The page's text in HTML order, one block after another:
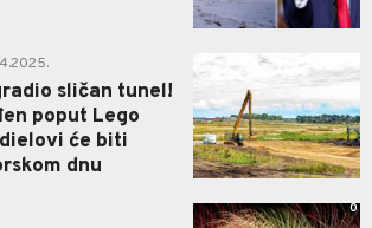
sličan tunel!
poput Lego
će biti
dnu
0